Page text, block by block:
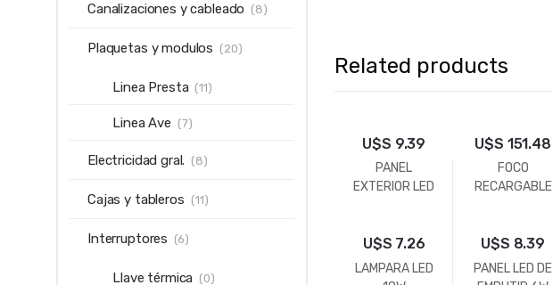
Related products
U$S 9.39
PANEL
EXTERIOR LED
U$S 151.48
FOCO
RECARGABLE
HESSEN
U$S 7.26
LAMPARA LED
U$S 8.39
PANEL LED DE
Canalizaciones y cableado (8)
Plaquetas y modulos (20)
Linea Presta (11)
Linea Ave (7)
Electricidad gral. (8)
Cajas y tableros (11)
Interruptores (6)
Llave térmica (0)